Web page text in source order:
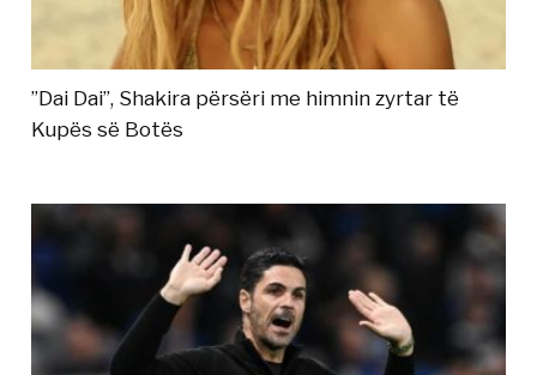
”Dai Dai”, Shakira përsëri me himnin zyrtar të
Kupës së Botës